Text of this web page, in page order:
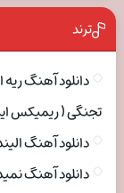
ترند
دانلود آهنگ
تجنگی ( ریمیکس
دانلود آهنگ
دانلود آهنگ